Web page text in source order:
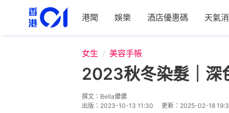
港聞 娛樂 酒店優惠碼 天氣
女生 美容手帳
2023秋冬染髮｜
撰文： Bella儂儂
出版： 2023-10-13 11:30 更新： 2025-02-18